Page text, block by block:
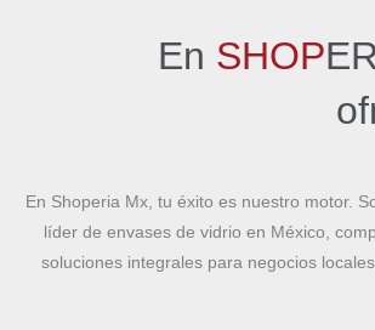
En SHOP
En Shoperia Mx, tu éxito es nuestro motor.
líder de envases de vidrio en México,
soluciones integrales para negocios